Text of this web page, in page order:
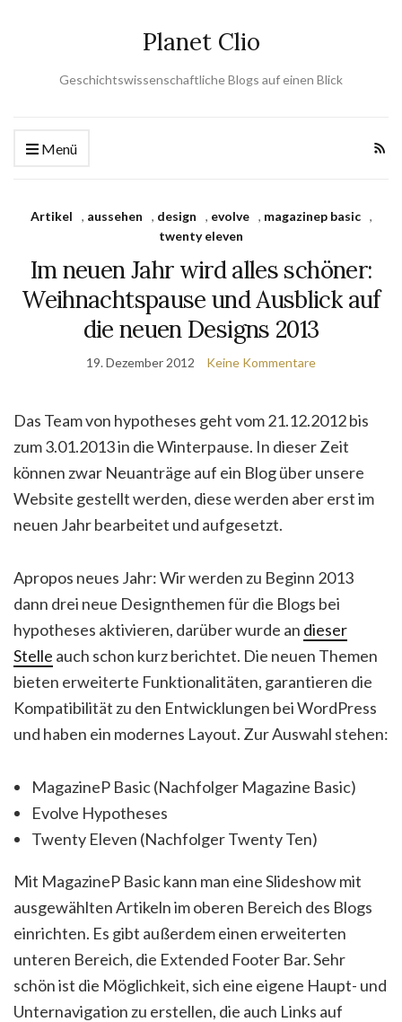
Planet Clio
Geschichtswissenschaftliche Blogs auf einen Blick
Menü
Artikel , aussehen , design , evolve , magazinep basic
,
twenty eleven
Im neuen Jahr wird alles schöner:
Weihnachtspause und Ausblick auf
die neuen Designs 2013
19. Dezember 2012 Keine Kommentare
Das Team von hypotheses geht vom 21.12.2012 bis
zum 3.01.2013 in die Winterpause. In dieser Zeit
können zwar Neuanträge auf ein Blog über unsere
Website gestellt werden, diese werden aber erst im
neuen Jahr bearbeitet und aufgesetzt.
Apropos neues Jahr: Wir werden zu Beginn 2013
dann drei neue Designthemen für die Blogs bei
hypotheses aktivieren, darüber wurde an dieser
Stelle auch schon kurz berichtet. Die neuen Themen
bieten erweiterte Funktionalitäten, garantieren die
Kompatibilität zu den Entwicklungen bei WordPress
und haben ein modernes Layout. Zur Auswahl stehen:
MagazineP Basic (Nachfolger Magazine Basic)
Evolve Hypotheses
Twenty Eleven (Nachfolger Twenty Ten)
Mit MagazineP Basic kann man eine Slideshow mit
ausgewählten Artikeln im oberen Bereich des Blogs
einrichten. Es gibt außerdem einen erweiterten
unteren Bereich, die Extended Footer Bar. Sehr
schön ist die Möglichkeit, sich eine eigene Haupt- und
Unternavigation zu erstellen, die auch Links auf